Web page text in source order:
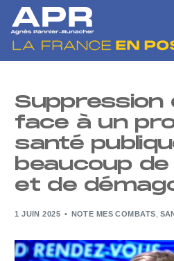
Suppression
face à un
santé
beaucoup
et de
1 JUIN 2025 NOTE MES COMBATS